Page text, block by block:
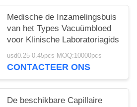
Medische de Inzamelingsbuis
van het Types Vacuümbloed
voor Klinische Laboratoriagids
usd0.25-0.45pcs MOQ:10000pcs
CONTACTEER ONS
De beschikbare Capillaire